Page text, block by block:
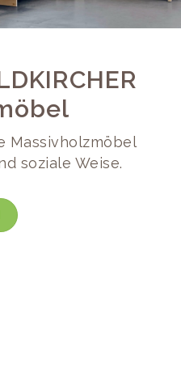
Massivholzmöbel
soziale Weise.